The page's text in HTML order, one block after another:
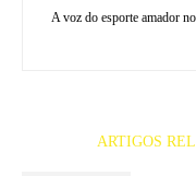
A voz do esporte amador
ARTIGOS